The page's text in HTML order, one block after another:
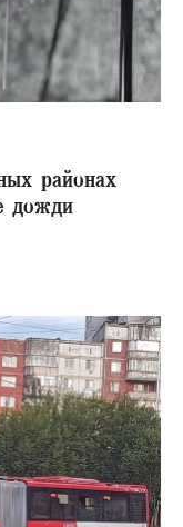
районах
дожди